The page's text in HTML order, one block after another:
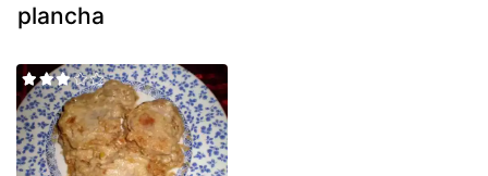
plancha